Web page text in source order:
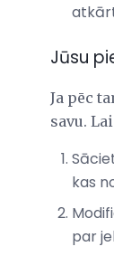
Jūsu
Ja pēc
savu.
kas
par